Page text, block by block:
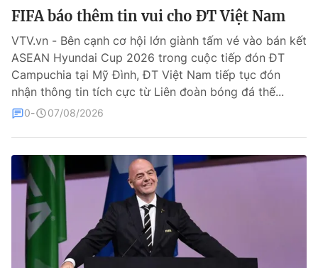
Sự kiện
Bóng đá
Thể thao Điện tử
Các môn khác
VIDEO
Bên lề
FIFA báo thêm tin vui cho ĐT Việt Nam
VTV.vn - Bên cạnh cơ hội lớn giành tấm vé vào bán kết
ASEAN Hyundai Cup 2026 trong cuộc tiếp đón ĐT
Campuchia tại Mỹ Đình, ĐT Việt Nam tiếp tục đón
nhận thông tin tích cực từ Liên đoàn bóng đá thế...
0 07/08/2026